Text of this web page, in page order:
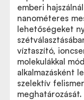
emberi
nanométeres
lehetőségeket
víztaszító,
molekulákkal
alkalmazásként
szelektív
meghatározását.